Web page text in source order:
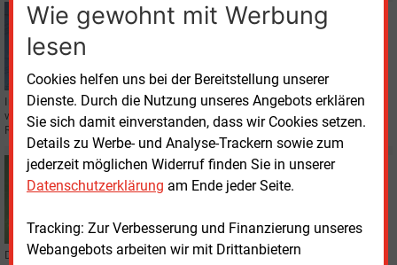
Wie gewohnt mit Werbung
lesen
Cookies helfen uns bei der Bereitstellung unserer
Dienste. Durch die Nutzung unseres Angebots erklären
Sie sich damit einverstanden, dass wir Cookies setzen.
Details zu Werbe- und Analyse-Trackern sowie zum
jederzeit möglichen Widerruf finden Sie in unserer
Datenschutzerklärung am Ende jeder Seite.
Tracking: Zur Verbesserung und Finanzierung unseres
Webangebots arbeiten wir mit Drittanbietern
Freitag, 15.05.2020, 16:22
In einem überraschenden Vorstoß für mehr Transparenz bei Regelenergie
wird der Mannheimer Versorger MVV künftig eigene
Regelenergieabrufsignale auf der Energiebörse EEX veröffentlichen.
Dienstag, 14.04.2020, 10:35
E&M ENERGIEWIRTSCHAFT
Die Corona-Krise hat auch vielfältige Auswirkungen auf die Energiebranche